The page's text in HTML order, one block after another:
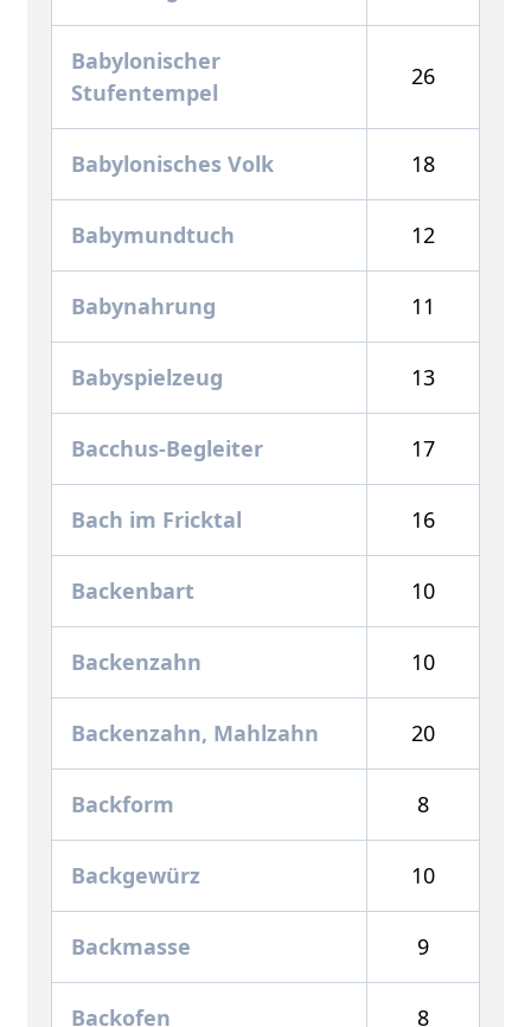
Babylonischer
Stufentempel
26
Babylonisches Volk 18
Babymundtuch 12
Babynahrung 11
Babyspielzeug 13
Bacchus-Begleiter 17
Bach im Fricktal 16
Backenbart 10
Backenzahn 10
Backenzahn, Mahlzahn 20
Backform 8
Backgewürz 10
Backmasse 9
Backofen 8